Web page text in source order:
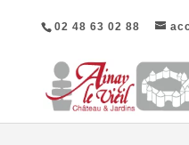
02 48 63 02 88
« Tous les Évènements